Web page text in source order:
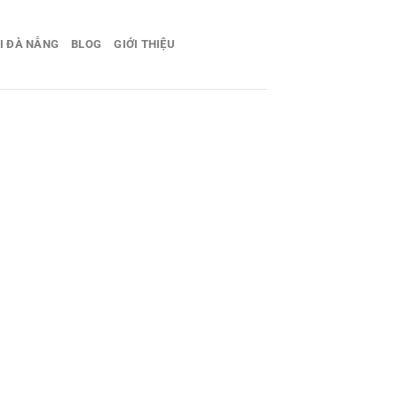
ĐÀ NẴNG BLOG GIỚI THIỆU